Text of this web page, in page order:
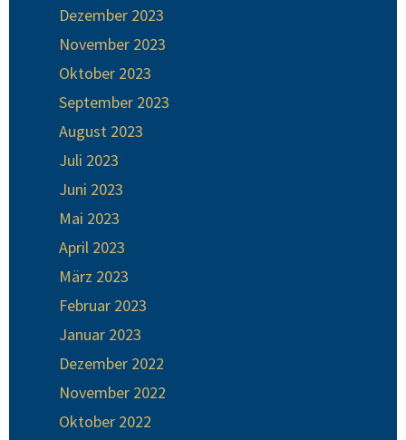
Dezember 2023
November 2023
Oktober 2023
September 2023
August 2023
Juli 2023
Juni 2023
Mai 2023
April 2023
März 2023
Februar 2023
Januar 2023
Dezember 2022
November 2022
Oktober 2022